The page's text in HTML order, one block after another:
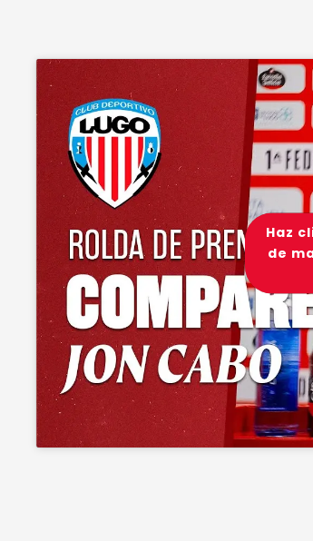
Haz
de